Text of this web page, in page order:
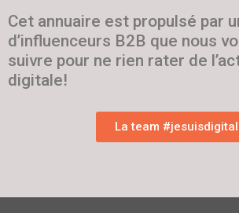
Cet annuaire est propulsé par
d’influenceurs B2B que nous
suivre pour ne rien rater de
digitale!
La team #jesuisdigital